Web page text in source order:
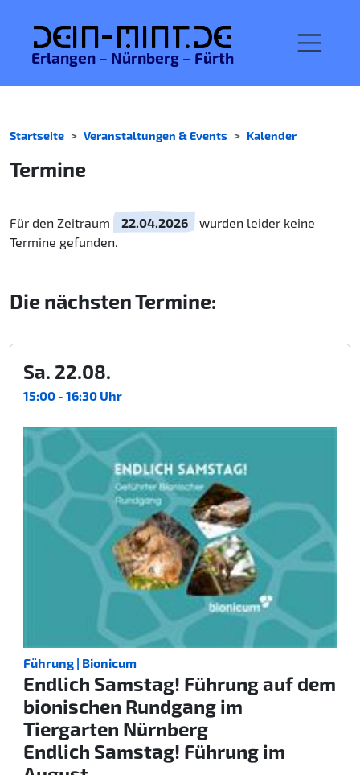
Dein-MINT.de
Erlangen – Nürnberg – Fürth
Startseite Veranstaltungen & Events Kalender
Termine
Für den Zeitraum 22.04.2026
wurden leider keine
Termine gefunden.
Die nächsten Termine:
Sa. 22.08.
15:00 - 16:30 Uhr
Führung | Bionicum
Endlich Samstag! Führung auf dem
bionischen Rundgang im
Tiergarten Nürnberg
Endlich Samstag! Führung im